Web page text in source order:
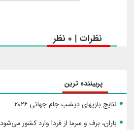
نظرات | 0 نظر
پربیننده ترین
نتایج بازیهای دیشب جام جهانی ۲۰۲۶
باران، برف و سرما از فردا وارد کشور می‌شود